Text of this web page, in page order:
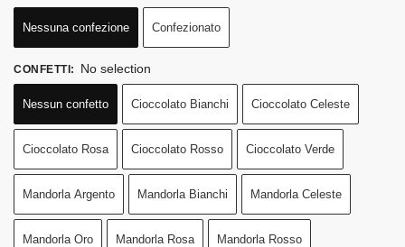
Nessuna confezione Confezionato
CONFETTI: No selection
Nessun confetto Cioccolato Bianchi Cioccolato Celeste
Cioccolato Rosa Cioccolato Rosso Cioccolato Verde
Mandorla Argento Mandorla Bianchi Mandorla Celeste
Mandorla Oro Mandorla Rosa Mandorla Rosso